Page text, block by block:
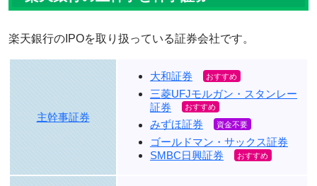
楽天銀行のIPOを取り扱っている証券会社です。
主幹事証券
大和証券
三菱UFJモルガン・スタンレー
証券
みずほ証券
ゴールドマン・サックス証券
SMBC日興証券